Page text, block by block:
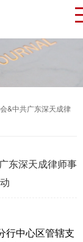
&中共广东深天成律
东深天成律师事
行中心区管辖支